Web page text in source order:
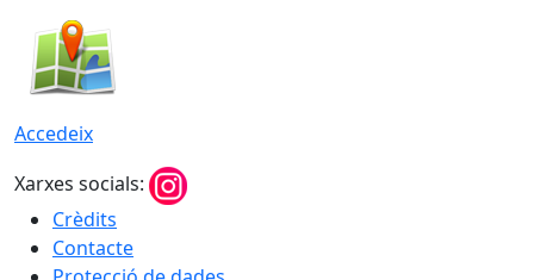
Accedeix
Xarxes socials:
Crèdits
Contacte